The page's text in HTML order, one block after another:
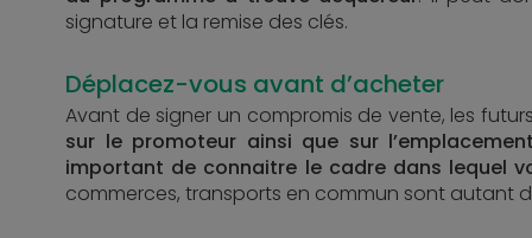
signature et la remise des clés.
Déplacez-vous avant d’acheter
Avant de signer un compromis de vente, les
sur le promoteur ainsi que sur l’emplacement
important de connaitre le cadre dans lequel
commerces, transports en commun sont autant